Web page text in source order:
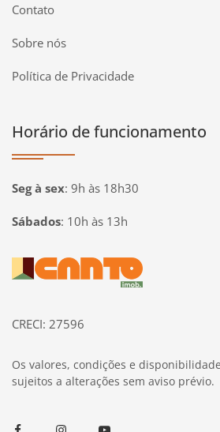
Contato
Sobre nós
Política de Privacidade
Horário de funcionamento
Seg à sex: 9h às 18h30
Sábados: 10h às 13h
Página inicial
CRECI: 27596
Os valores, condições e
sujeitos a alterações sem aviso prévio.